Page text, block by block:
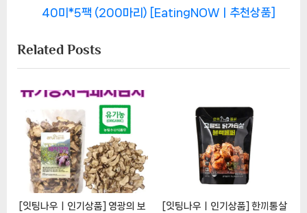
o
u
s
o
s
t
:
t
P
o
t
:
40미*5팩 (200마리) [EatingNOWㅣ추천상품]
Related Posts
[잇팅나우ㅣ인기상품] 영광의 보
[잇팅나우ㅣ인기상품] 한끼통살